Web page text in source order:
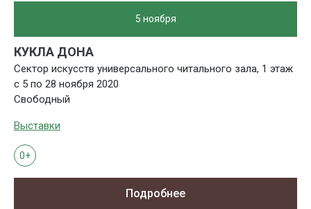
5 ноября
КУКЛА ДОНА
Сектор искусств универсального читального зала, 1 этаж
с 5 по 28 ноября 2020
Свободный
Выставки
0+
Подробнее